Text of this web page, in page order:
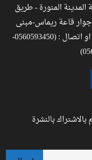
المنورة - طريق
- جوار قاعة ريماس-مبنى
مدار المملكة للأعمال للتواصل واتساب او اتصال : (0560593450-
بالنشرة